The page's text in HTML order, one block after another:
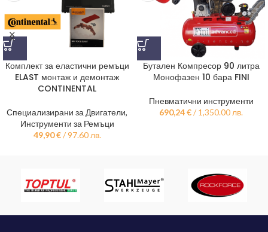
Комплект за еластични ремъци
ELAST монтаж и демонтаж
CONTINENTAL
Специализирани за Двигатели,
Инструменти за Ремъци
49,90€ / 97.60 лв.
Бутален Компресор 90 литра
Монофазен 10 бара FINI
Пневматични инструменти
690,24€/ 1,350.00 лв.